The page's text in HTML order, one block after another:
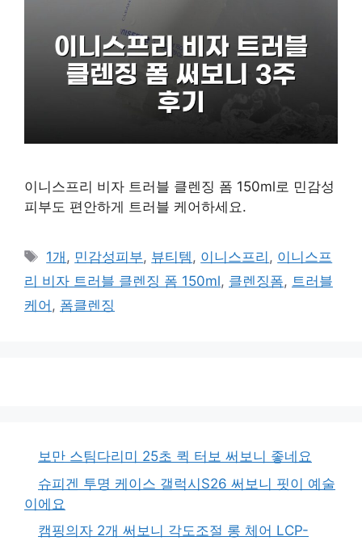
이니스프리 비자 트러블 클렌징 폼 150ml로 민감성
피부도 편안하게 트러블 케어하세요.
태
그
1개 , 민감성피부, 뷰티템, 이니스프리 , 이니스프
리 비자 트러블 클렌징 폼 150ml, 클렌징폼, 트러블
케어 , 폼클렌징
보만 스팀다리미 25초 퀵 터보 써보니 좋네요
슈피겐 투명 케이스 갤럭시S26 써보니 핏이 예술
이에요
캠핑의자 2개 써보니 각도조절 롱 체어 LCP-